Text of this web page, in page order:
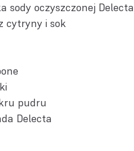
sody oczyszczonej Delecta
cytryny i sok
pudru
Delecta